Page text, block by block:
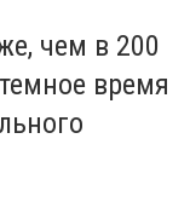
чем в 200
время